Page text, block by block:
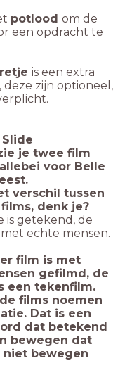
potlood om de
een opdracht te
is een extra
deze zijn optioneel,
Slide
je twee film
voor Belle
verschil tussen
denk je?
is getekend, de
echte mensen.
film is met
gefilmd, de
een tekenfilm.
films noemen
Dat is een
dat betekend
bewegen dat
bewegen